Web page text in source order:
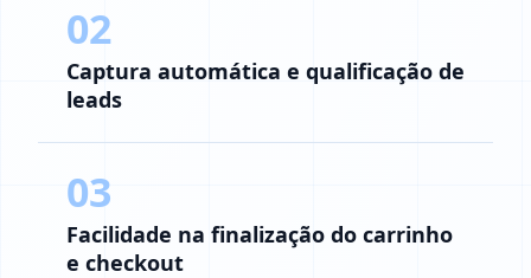
02
Captura automática e qualificação de
leads
03
Facilidade na finalização do carrinho
e checkout